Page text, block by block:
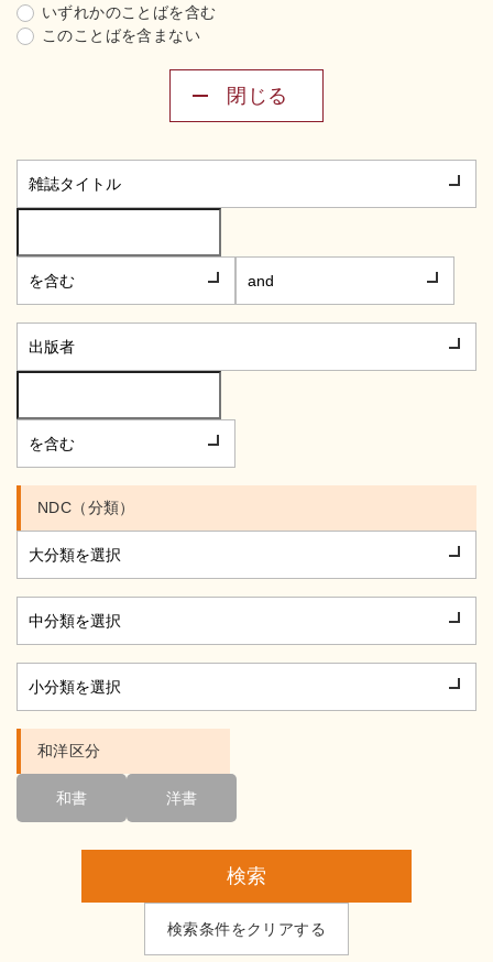
いずれかのことばを含む
このことばを含まない
閉じる
NDC（分類）
和洋区分
和書 洋書
検索
検索条件をクリアする